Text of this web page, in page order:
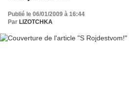
Publié le 06/01/2009 à 16:44
Par LIZOTCHKA